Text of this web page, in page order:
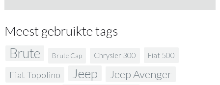
Meest gebruikte tags
Brute Brute Cap Chrysler 300 Fiat 500
Fiat Topolino Jeep Jeep Avenger